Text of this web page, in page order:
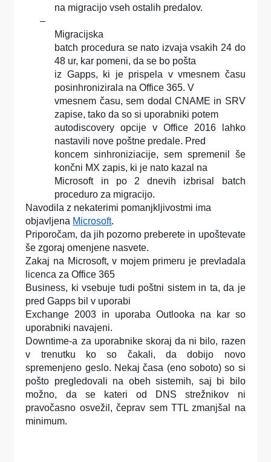
na migracijo vseh ostalih predalov.
–
Migracijska
batch procedura se nato izvaja vsakih 24 do
48 ur, kar pomeni, da se bo pošta
iz Gapps, ki je prispela v vmesnem času
posinhronizirala na Office 365. V
vmesnem času, sem dodal CNAME in SRV
zapise, tako da so si uporabniki potem
autodiscovery opcije v Office 2016 lahko
nastavili nove poštne predale. Pred
koncem sinhroniziacije, sem spremenil še
končni MX zapis, ki je nato kazal na
Microsoft in po 2 dnevih izbrisal batch
proceduro za migracijo.
Navodila z nekaterimi pomanjkljivostmi ima
objavljena Microsoft.
Priporočam, da jih pozorno preberete in upoštevate
še zgoraj omenjene nasvete.
Zakaj na Microsoft, v mojem primeru je prevladala
licenca za Office 365
Business, ki vsebuje tudi poštni sistem in ta, da je
pred Gapps bil v uporabi
Exchange 2003 in uporaba Outlooka na kar so
uporabniki navajeni.
Downtime-a za uporabnike skoraj da ni bilo, razen
v trenutku ko so čakali, da dobijo novo
spremenjeno geslo. Nekaj časa (eno soboto) so si
pošto pregledovali na obeh sistemih, saj bi bilo
možno, da se kateri od DNS strežnikov ni
pravočasno osvežil, čeprav sem TTL zmanjšal na
minimum.